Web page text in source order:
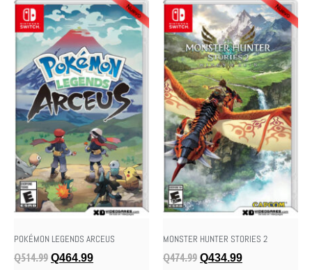
POKÉMON LEGENDS ARCEUS
Q514.99 Q464.99
MONSTER HUNTER STORIES 2
Q474.99 Q434.99